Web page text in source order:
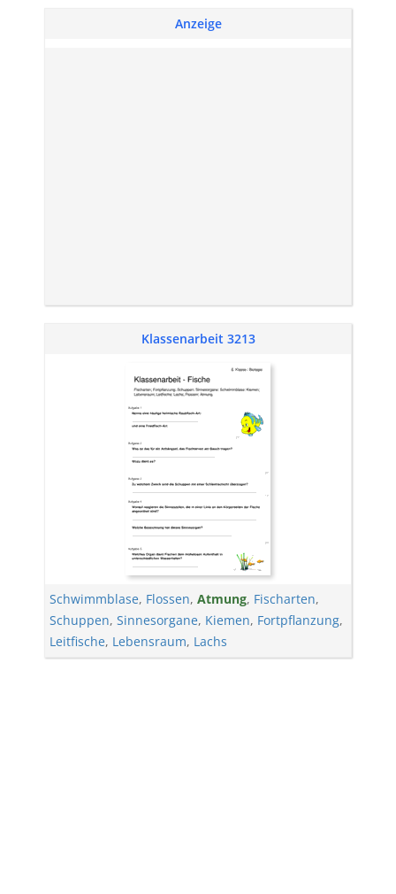
Anzeige
Klassenarbeit 3213
Schwimmblase, Flossen, Atmung, Fischarten,
Schuppen, Sinnesorgane, Kiemen, Fortpflanzung,
Leitfische, Lebensraum, Lachs